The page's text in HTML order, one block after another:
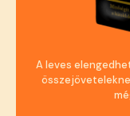
A leves